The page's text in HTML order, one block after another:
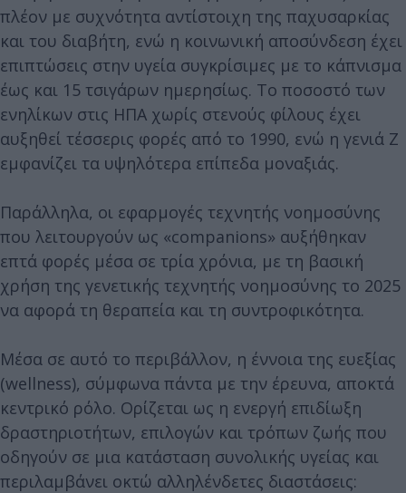
πλέον με συχνότητα αντίστοιχη της παχυσαρκίας
και του διαβήτη, ενώ η κοινωνική αποσύνδεση έχει
επιπτώσεις στην υγεία συγκρίσιμες με το κάπνισμα
έως και 15 τσιγάρων ημερησίως. Το ποσοστό των
ενηλίκων στις ΗΠΑ χωρίς στενούς φίλους έχει
αυξηθεί τέσσερις φορές από το 1990, ενώ η γενιά Ζ
εμφανίζει τα υψηλότερα επίπεδα μοναξιάς.
Παράλληλα, οι εφαρμογές τεχνητής νοημοσύνης
που λειτουργούν ως «companions» αυξήθηκαν
επτά φορές μέσα σε τρία χρόνια, με τη βασική
χρήση της γενετικής τεχνητής νοημοσύνης το 2025
να αφορά τη θεραπεία και τη συντροφικότητα.
Μέσα σε αυτό το περιβάλλον, η έννοια της ευεξίας
(wellness), σύμφωνα πάντα με την έρευνα, αποκτά
κεντρικό ρόλο. Ορίζεται ως η ενεργή επιδίωξη
δραστηριοτήτων, επιλογών και τρόπων ζωής που
οδηγούν σε μια κατάσταση συνολικής υγείας και
περιλαμβάνει οκτώ αλληλένδετες διαστάσεις: